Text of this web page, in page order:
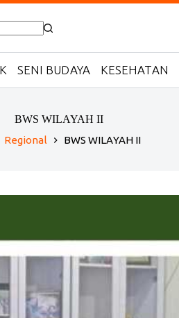
SENI BUDAYA KESEHATAN
BWS WILAYAH II
Regional BWS WILAYAH II